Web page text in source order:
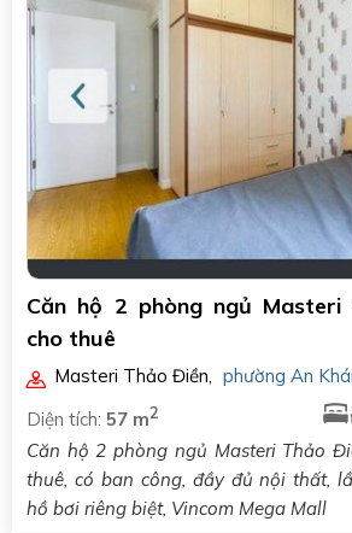
Căn hộ 2 phòng ngủ
cho thuê
Masteri Thảo Điền, phường An
Diện tích: 57 m2
Căn hộ 2 phòng ngủ Masteri Thảo
thuê, có ban công, đầy đủ nội thất,
hồ bơi riêng biệt, Vincom Mega Mall